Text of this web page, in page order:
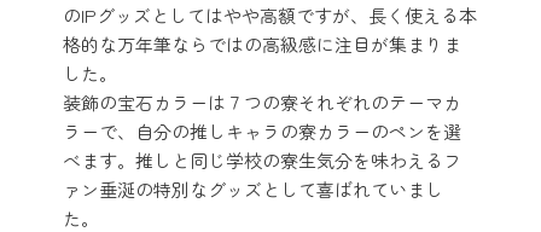
のIPグッズとしてはやや高額ですが、長く使える本
格的な万年筆ならではの高級感に注目が集まりま
した。
装飾の宝石カラーは７つの寮それぞれのテーマカ
ラーで、自分の推しキャラの寮カラーのペンを選
べます。推しと同じ学校の寮生気分を味わえるフ
ァン垂涎の特別なグッズとして喜ばれていまし
た。